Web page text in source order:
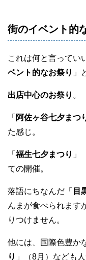
街のイベント的
これは何と言ってい
ベント的なお祭り 」
出店中心のお祭り 。
「 阿佐ヶ谷七夕まつ
た感じ。
「福生七夕まつり 」
ての開催。
落語にちなんだ「 目
んまが食べられます
りつけません。
他には、国際色豊か
り 」（8月）なども人